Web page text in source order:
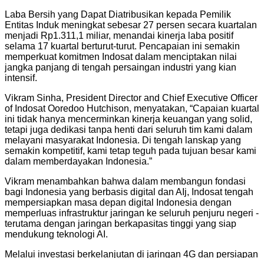
Laba Bersih yang Dapat Diatribusikan kepada Pemilik
Entitas Induk meningkat sebesar 27 persen secara kuartalan
menjadi Rp1.311,1 miliar, menandai kinerja laba positif
selama 17 kuartal berturut-turut. Pencapaian ini semakin
memperkuat komitmen Indosat dalam menciptakan nilai
jangka panjang di tengah persaingan industri yang kian
intensif.
Vikram Sinha, President Director and Chief Executive Officer
of Indosat Ooredoo Hutchison, menyatakan, “Capaian kuartal
ini tidak hanya mencerminkan kinerja keuangan yang solid,
tetapi juga dedikasi tanpa henti dari seluruh tim kami dalam
melayani masyarakat Indonesia. Di tengah lanskap yang
semakin kompetitif, kami tetap teguh pada tujuan besar kami
dalam memberdayakan Indonesia.”
Vikram menambahkan bahwa dalam membangun fondasi
bagi Indonesia yang berbasis digital dan AIj, Indosat tengah
mempersiapkan masa depan digital Indonesia dengan
memperluas infrastruktur jaringan ke seluruh penjuru negeri -
terutama dengan jaringan berkapasitas tinggi yang siap
mendukung teknologi AI.
Melalui investasi berkelanjutan di jaringan 4G dan persiapan